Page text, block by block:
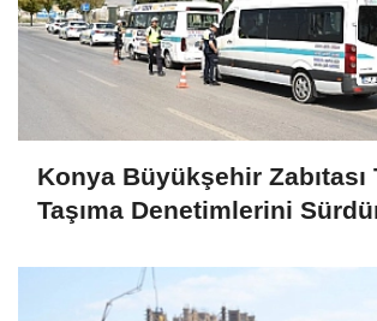
Konya Büyükşehir Zabıtası
Taşıma Denetimlerini